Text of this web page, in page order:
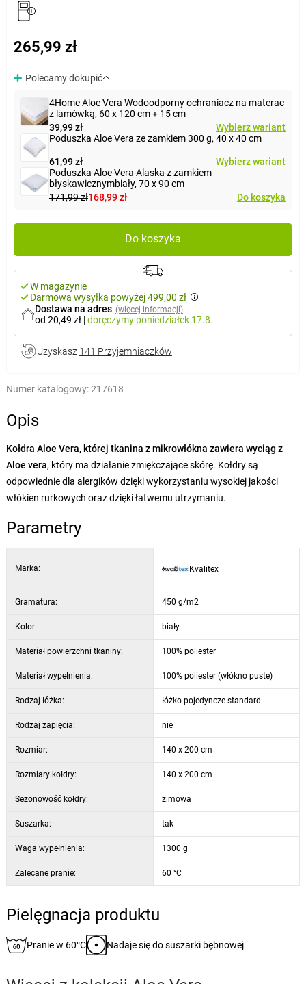
265,99 zł
Polecamy dokupić
4Home Aloe Vera Wodoodporny ochraniacz na materac
z lamówką, 60 x 120 cm + 15 cm
39,99 zł
Wybierz wariant
Poduszka Aloe Vera ze zamkiem 300 g, 40 x 40 cm
61,99 zł
Wybierz wariant
Poduszka Aloe Vera Alaska z zamkiem
błyskawicznymbiały, 70 x 90 cm
171,99 zł168,99 zł Do koszyka
Do koszyka
W magazynie
Darmowa wysyłka powyżej 499,00 zł
Dostawa na adres (więcej informacji)
od 20,49 zł |doręczymy poniedziałek 17.8.
Uzyskasz 141 Przyjemniaczków
Numer katalogowy:217618
Opis
Kołdra Aloe Vera, której tkanina z mikrowłókna zawiera wyciąg z
Aloe vera, który ma działanie zmiękczające skórę. Kołdry są
odpowiednie dla alergików dzięki wykorzystaniu wysokiej jakości
włókien rurkowych oraz dzięki łatwemu utrzymaniu.
Parametry
Marka: Kvalitex
Gramatura: 450 g/m2
Kolor: biały
Materiał powierzchni tkaniny: 100% poliester
Materiał wypełnienia: 100% poliester (włókno puste)
Rodzaj łóżka: łóżko pojedyncze standard
Rodzaj zapięcia: nie
Rozmiar: 140 x 200 cm
Rozmiary kołdry: 140 x 200 cm
Sezonowość kołdry: zimowa
Suszarka: tak
Waga wypełnienia: 1300 g
Zalecane pranie: 60 °C
Pielęgnacja produktu
Pranie w 60°C Nadaje się do suszarki bębnowej